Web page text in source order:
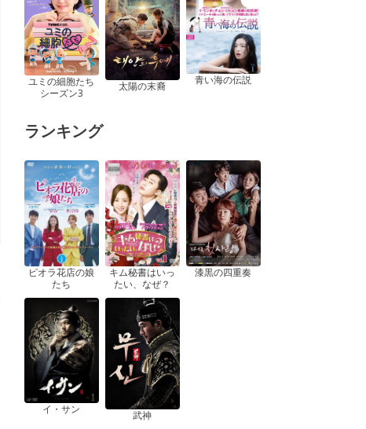
ユミの細胞たち
シーズン3
太陽の末裔 青い海の伝説
ランキング
ピオラ花店の娘
たち
キム秘書はいっ
たい、なぜ？
漆黒の四重奏
イ・サン 武神